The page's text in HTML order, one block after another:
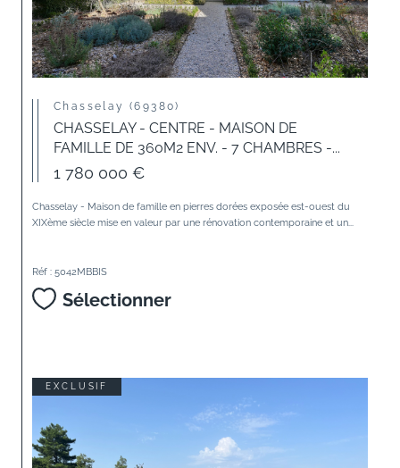
Chasselay (69380)
CHASSELAY - CENTRE - MAISON DE
FAMILLE DE 360M2 ENV. - 7 CHAMBRES -...
1 780 000 €
Chasselay - Maison de famille en pierres dorées exposée est-ouest du
XIXème siècle mise en valeur par une rénovation contemporaine et un...
Réf : 5042MBBIS
Sélectionner
EXCLUSIF